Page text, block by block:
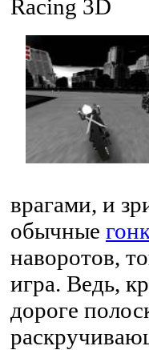
Racing 3D
врагами, и
обычные
наворотов,
игра. Ведь,
дороге